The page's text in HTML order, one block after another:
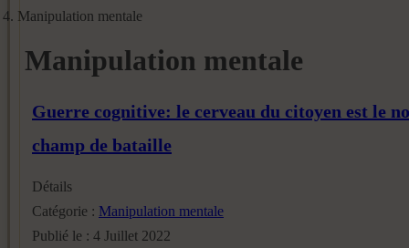
Manipulation mentale
Manipulation mentale
Guerre cognitive: le cerveau du citoyen est le
champ de bataille
Détails
Catégorie : Manipulation mentale
Publié le : 4 Juillet 2022